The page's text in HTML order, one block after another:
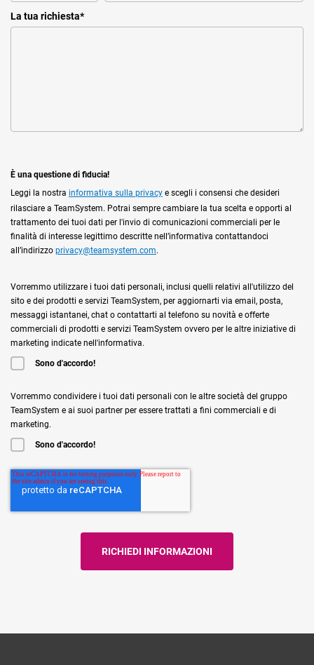
La tua richiesta*
È una questione di fiducia!
Leggi la nostra informativa sulla privacy e scegli i consensi che desideri
rilasciare a TeamSystem. Potrai sempre cambiare la tua scelta e opporti al
trattamento dei tuoi dati per l'invio di comunicazioni commerciali per le
finalità di interesse legittimo descritte nell’informativa contattandoci
all’indirizzo privacy@teamsystem.com.
Vorremmo utilizzare i tuoi dati personali, inclusi quelli relativi all'utilizzo del
sito e dei prodotti e servizi TeamSystem, per aggiornarti via email, posta,
messaggi istantanei, chat o contattarti al telefono su novità e offerte
commerciali di prodotti e servizi TeamSystem ovvero per le altre iniziative di
marketing indicate nell'informativa.
Sono d'accordo!
Vorremmo condividere i tuoi dati personali con le altre società del gruppo
TeamSystem e ai suoi partner per essere trattati a fini commerciali e di
marketing.
Sono d'accordo!